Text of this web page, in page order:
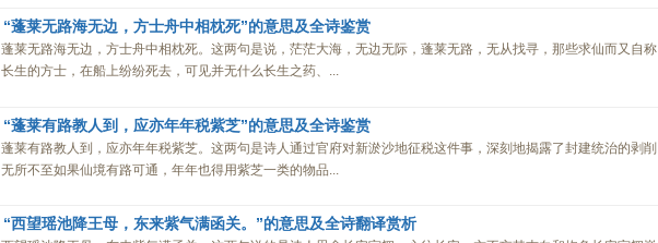
“蓬莱无路海无边，方士舟中相枕死”的意思及全诗鉴赏
蓬莱无路海无边，方士舟中相枕死。这两句是说，茫茫大海，无边无际，蓬莱无路，无从找寻，那些求仙而又自称
长生的方士，在船上纷纷死去，可见并无什么长生之药、...
“蓬莱有路教人到，应亦年年税紫芝”的意思及全诗鉴赏
蓬莱有路教人到，应亦年年税紫芝。这两句是诗人通过官府对新淤沙地征税这件事，深刻地揭露了封建统治的剥削
无所不至如果仙境有路可通，年年也得用紫芝一类的物品...
“西望瑶池降王母，东来紫气满函关。”的意思及全诗翻译赏析